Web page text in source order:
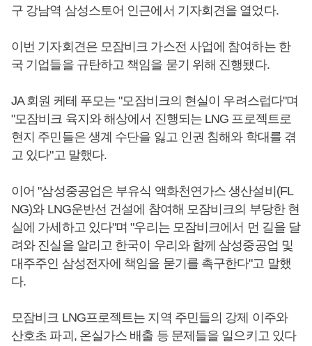
구 강남역 삼성스토어 인근에서 기자회견을 열었다.
이번 기자회견은 모잠비크 가스전 사업에 참여하는 한
국 기업들을 규탄하고 책임을 묻기 위해 진행됐다.
JA 회원 케테 푸모는 "모잠비크의 현실이 우려스럽다"며
"모잠비크 육지와 해상에서 진행되는 LNG 프로젝트로
현지 주민들은 생계 수단을 잃고 인권 침해와 학대를 겪
고 있다"고 말했다.
이어 "삼성중공업은 부유식 액화천연가스 생산설비(FL
NG)와 LNG운반선 건설에 참여해 모잠비크의 부당한 현
실에 가세하고 있다"며 "우리는 모잠비크에서 먼 길을 달
려와 진실을 알리고 한국이 우리와 함께 삼성중공업 및
대주주인 삼성전자에 책임을 묻기를 촉구한다"고 말했
다.
모잠비크 LNG프로젝트는 지역 주민들의 강제 이주와
산호초 파괴, 온실가스 배출 등 문제들을 일으키고 있다